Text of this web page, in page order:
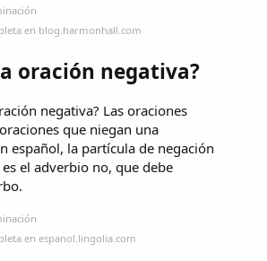
en blog.harmonhall.com
oración negativa?
negativa? Las oraciones
que niegan una
español, la partícula de negación
el adverbio no, que debe
en espanol.lingolia.com